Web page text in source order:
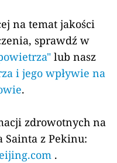
na temat jakości
sprawdź w
lub nasz
i jego wpływie na
.
zdrowotnych na
Sainta z Pekinu:
.